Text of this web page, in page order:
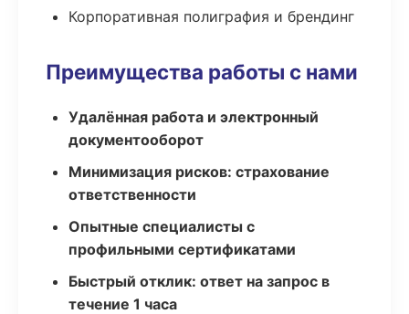
Корпоративная полиграфия и брендинг
Преимущества работы с нами
Удалённая работа и электронный
документооборот
Минимизация рисков: страхование
ответственности
Опытные специалисты с
профильными сертификатами
Быстрый отклик: ответ на запрос в
течение 1 часа